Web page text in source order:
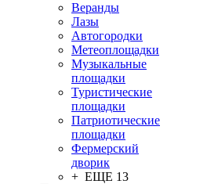
Веранды
Лазы
Автогородки
Метеоплощадки
Музыкальные
площадки
Туристические
площадки
Патриотические
площадки
Фермерский
дворик
+ ЕЩЕ 13